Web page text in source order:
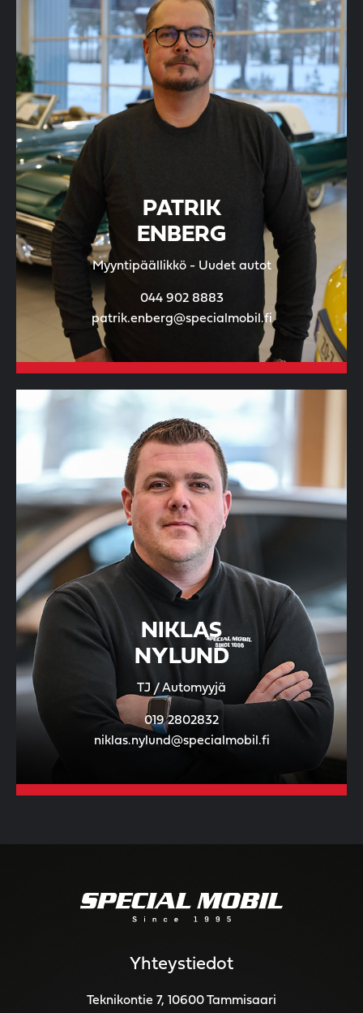
PATRIK
ENBERG
Myyntipäällikkö - Uudet autot
044 902 8883
patrik.enberg@specialmobil.fi
NIKLAS
NYLUND
TJ / Automyyjä
019 2802832
niklas.nylund@specialmobil.fi
Yhteystiedot
Teknikontie 7, 10600 Tammisaari